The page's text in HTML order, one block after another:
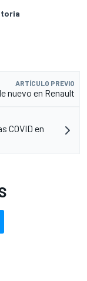
ARTÍCULO PREVIO
nuevo en Renault
COVID en